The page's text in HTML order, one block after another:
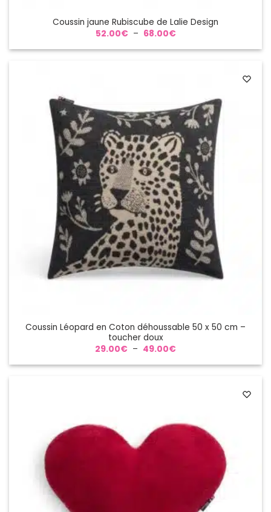
Coussin jaune Rubiscube de Lalie Design
52.00€ – 68.00€Plage
prix :
Coussin Léopard en Coton déhoussable 50 x 50 cm –
toucher doux
29.00€ – 49.00€
prix :